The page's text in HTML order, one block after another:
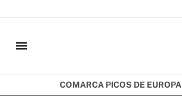
menu
COMARCA PICOS DE EUROPA